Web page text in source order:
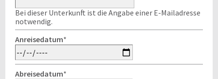
Bei dieser Unterkunft ist die Angabe einer E-Mailadresse
notwendig.
Anreisedatum*
Abreisedatum*